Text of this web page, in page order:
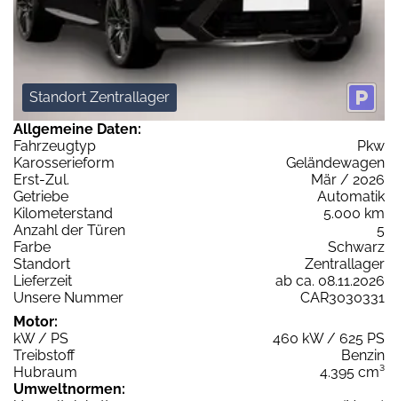
Standort Zentrallager
Allgemeine Daten:
Fahrzeugtyp
Pkw
Karosserieform
Geländewagen
Erst-Zul.
Mär / 2026
Getriebe
Automatik
Kilometerstand
5.000 km
Anzahl der Türen
5
Farbe
Schwarz
Standort
Zentrallager
Lieferzeit
ab ca. 08.11.2026
Unsere Nummer
CAR3030331
Motor:
kW / PS
460 kW / 625 PS
Treibstoff
Benzin
Hubraum
4.395 cm³
Umweltnormen: